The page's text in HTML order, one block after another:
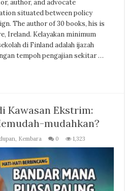
author, and advocate
situated between policy
The author of 30 books, his is
Ireland. Kelayakan minimum
di Finland adalah ijazah
tempoh pengajian sekitar …
Kawasan Ekstrim:
mudahkan?
, Kembara 0 1,323